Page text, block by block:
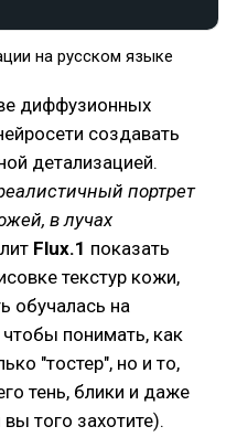
на русском языке
диффузионных
создавать
детализацией.
портрет
в лучах
Flux.1 показать
текстур кожи,
обучалась на
понимать, как
"тостер", но и то,
тень, блики и даже
того захотите).